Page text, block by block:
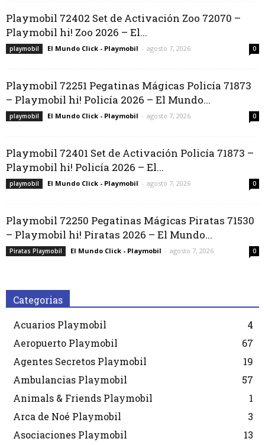
Playmobil 72402 Set de Activación Zoo 72070 –
Playmobil hi! Zoo 2026 – El...
playmobil El Mundo Click - Playmobil - agosto 7, 2026 0
Playmobil 72251 Pegatinas Mágicas Policía 71873
– Playmobil hi! Policía 2026 – El Mundo...
playmobil El Mundo Click - Playmobil - agosto 7, 2026 0
Playmobil 72401 Set de Activación Policía 71873 –
Playmobil hi! Policía 2026 – El...
playmobil El Mundo Click - Playmobil - agosto 7, 2026 0
Playmobil 72250 Pegatinas Mágicas Piratas 71530
– Playmobil hi! Piratas 2026 – El Mundo...
Piratas Playmobil El Mundo Click - Playmobil - agosto 7, 2026 0
Categorias
Acuarios Playmobil
4
Aeropuerto Playmobil
67
Agentes Secretos Playmobil
19
Ambulancias Playmobil
57
Animals & Friends Playmobil
1
Arca de Noé Playmobil
3
Asociaciones Playmobil
13